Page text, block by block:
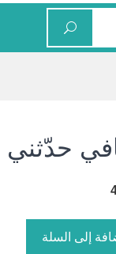
حدّثني
إلى السلة